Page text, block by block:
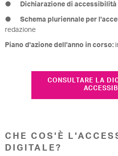
● Dichiarazione di accessibilità
● Schema pluriennale per
redazione
Piano d'azione dell'anno in corso:
CONSULTARE LA
CHE COS'È
DIGITALE?